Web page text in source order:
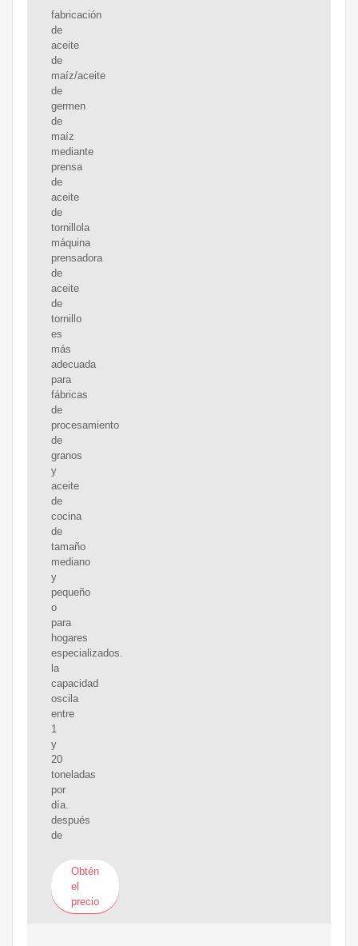
fabricación
de
aceite
de
maíz/aceite
de
germen
de
maíz
mediante
prensa
de
aceite
de
tornillola
máquina
prensadora
de
aceite
de
tornillo
es
más
adecuada
para
fábricas
de
procesamiento
de
granos
y
aceite
de
cocina
de
tamaño
mediano
y
pequeño
o
para
hogares
especializados.
la
capacidad
oscila
entre
1
y
20
toneladas
por
día.
después
de
Obtén
el
precio